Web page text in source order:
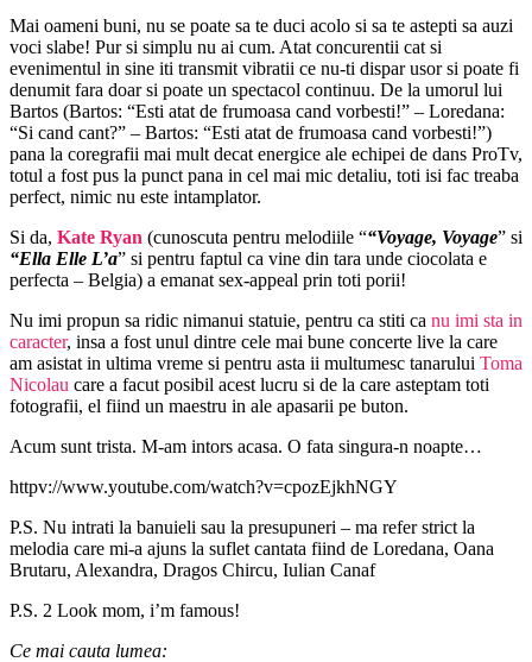
Mai oameni buni, nu se poate sa te duci acolo si sa te astepti sa auzi
voci slabe! Pur si simplu nu ai cum. Atat concurentii cat si
evenimentul in sine iti transmit vibratii ce nu-ti dispar usor si poate fi
denumit fara doar si poate un spectacol continuu. De la umorul lui
Bartos (Bartos: “Esti atat de frumoasa cand vorbesti!” – Loredana:
“Si cand cant?” – Bartos: “Esti atat de frumoasa cand vorbesti!”)
pana la coregrafii mai mult decat energice ale echipei de dans ProTv,
totul a fost pus la punct pana in cel mai mic detaliu, toti isi fac treaba
perfect, nimic nu este intamplator.
Si da, Kate Ryan (cunoscuta pentru melodiile ““Voyage, Voyage” si
“Ella Elle L’a” si pentru faptul ca vine din tara unde ciocolata e
perfecta – Belgia) a emanat sex-appeal prin toti porii!
Nu imi propun sa ridic nimanui statuie, pentru ca stiti ca nu imi sta in
caracter, insa a fost unul dintre cele mai bune concerte live la care
am asistat in ultima vreme si pentru asta ii multumesc tanarului Toma
Nicolau care a facut posibil acest lucru si de la care asteptam toti
fotografii, el fiind un maestru in ale apasarii pe buton.
Acum sunt trista. M-am intors acasa. O fata singura-n noapte…
httpv://www.youtube.com/watch?v=cpozEjkhNGY
P.S. Nu intrati la banuieli sau la presupuneri – ma refer strict la
melodia care mi-a ajuns la suflet cantata fiind de Loredana, Oana
Brutaru, Alexandra, Dragos Chircu, Iulian Canaf
P.S. 2 Look mom, i’m famous!
Ce mai cauta lumea: